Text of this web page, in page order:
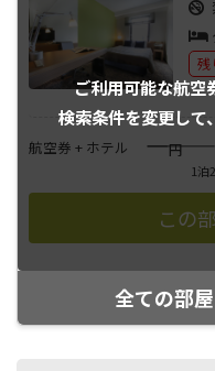
ご利用可能な航空
検索条件を変更して、
残
航空券 + ホテル ――――円
1泊
全ての部